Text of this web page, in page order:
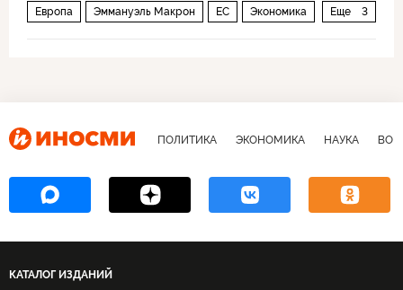
Еще 3
Европа Эммануэль Макрон ЕС Экономика
ПОЛИТИКА ЭКОНОМИКА НАУКА
КАТАЛОГ ИЗДАНИЙ